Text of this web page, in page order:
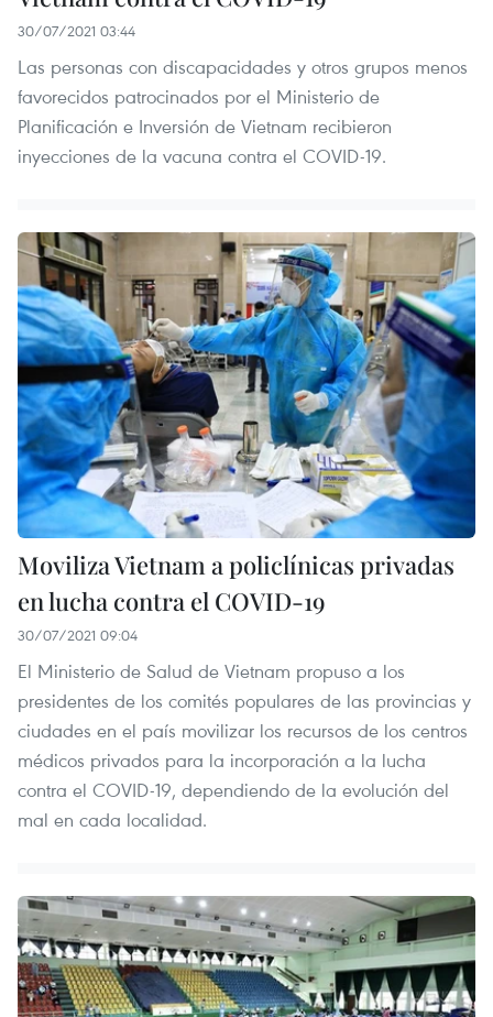
30/07/2021 03:44
Las personas con discapacidades y otros grupos menos
favorecidos patrocinados por el Ministerio de
Planificación e Inversión de Vietnam recibieron
inyecciones de la vacuna contra el COVID-19.
Moviliza Vietnam a policlínicas privadas
en lucha contra el COVID-19
30/07/2021 09:04
El Ministerio de Salud de Vietnam propuso a los
presidentes de los comités populares de las provincias y
ciudades en el país movilizar los recursos de los centros
médicos privados para la incorporación a la lucha
contra el COVID-19, dependiendo de la evolución del
mal en cada localidad.